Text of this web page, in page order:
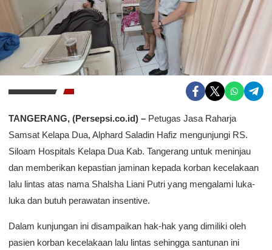
TANGERANG, (Persepsi.co.id) – Petugas Jasa Raharja
Samsat Kelapa Dua, Alphard Saladin Hafiz mengunjungi RS.
Siloam Hospitals Kelapa Dua Kab. Tangerang untuk meninjau
dan memberikan kepastian jaminan kepada korban kecelakaan
lalu lintas atas nama Shalsha Liani Putri yang mengalami luka-
luka dan butuh perawatan insentive.
Dalam kunjungan ini disampaikan hak-hak yang dimiliki oleh
pasien korban kecelakaan lalu lintas sehingga santunan ini